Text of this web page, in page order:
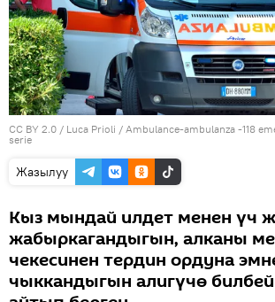
CC BY 2.0 / Luca Prioli / Ambulance-ambulanza -118
serie
Жазылуу
Кыз мындай илдет менен үч
жабыркагандыгын, алканы
чекесинен тердин ордуна
чыккандыгын алигүчө